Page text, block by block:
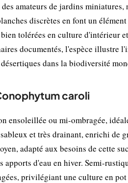
amateurs de jardins
discrètes en font un
tolérées en culture d'intérieur
documentés, l'espèce illustre
dans la biodiversité
caroli
ensoleillée ou mi-ombragée,
et très drainant, enrichi de
adapté aux besoins de cette
d'eau en hiver. Semi-
privilégiant une culture en